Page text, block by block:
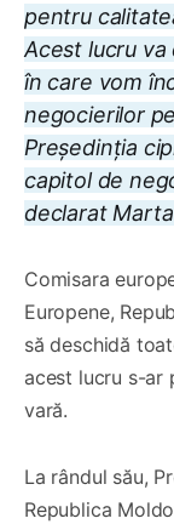
pentru
Acest lucru va
în care vom
negocierilor
Președinția
capitol de
declarat Marta
Comisara
Europene,
să deschidă
acest lucru s-ar
vară.
La rândul său,
Republica